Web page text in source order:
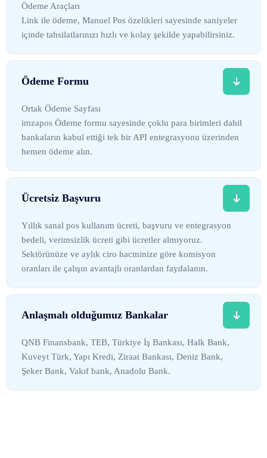
Ödeme Araçları
Link ile ödeme, Manuel Pos özelikleri sayesinde saniyeler
içinde tahsilatlarınızı hızlı ve kolay şekilde yapabilirsiniz.
Ödeme Formu
Ortak Ödeme Sayfası
imzapos Ödeme formu sayesinde çoklu para birimleri dahil
bankaların kabul ettiği tek bir API entegrasyonu üzerinden
hemen ödeme alın.
Ücretsiz Başvuru
Yıllık sanal pos kullanım ücreti, başvuru ve entegrasyon
bedeli, verimsizlik ücreti gibi ücretler almıyoruz.
Sektörünüze ve aylık ciro hacminize göre komisyon
oranları ile çalışın avantajlı oranlardan faydalanın.
Anlaşmalı olduğumuz Bankalar
QNB Finansbank, TEB, Türkiye İş Bankası, Halk Bank,
Kuveyt Türk, Yapı Kredi, Ziraat Bankası, Deniz Bank,
Şeker Bank, Vakıf bank, Anadolu Bank.